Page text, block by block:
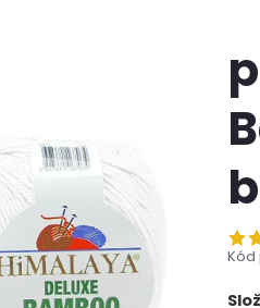
Kód